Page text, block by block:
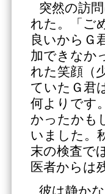
突然の訪
れた。「ご
良いからＧ
加できなか
れた笑顔（
ていたＧ君
何よりで
かったかも
いました。
末の検査で
医者からは
彼は静か